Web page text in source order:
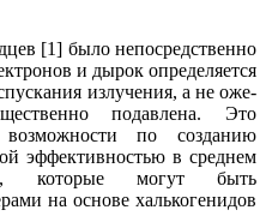
[1] было непосредственно
и дырок определяется
излучения, а не оже-
подавлена. Это
возможности по созданию
эффективностью в среднем
которые могут быть
на основе халькогенидов